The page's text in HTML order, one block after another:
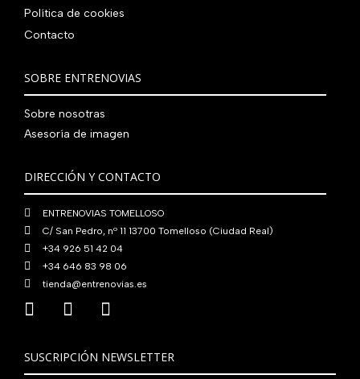
Política de cookies
Contacto
SOBRE ENTRENOVIAS
Sobre nosotras
Asesoría de imagen
DIRECCIÓN Y CONTACTO
ENTRENOVIAS TOMELLOSO
C/ San Pedro, nº 11 13700 Tomelloso (Ciudad Real)
+34 926 51 42 04
+34 646 83 98 06
tienda@entrenovias.es
SUSCRIPCIÓN NEWSLETTER